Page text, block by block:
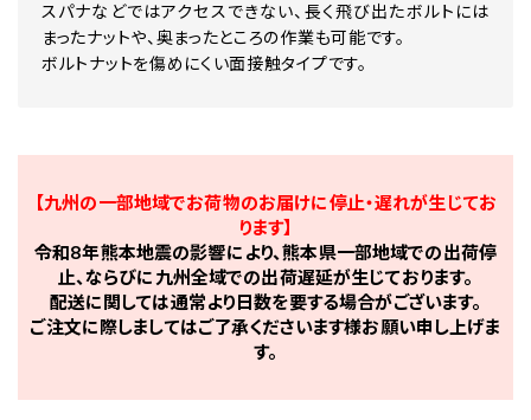
スパナなどではアクセスできない、長く飛び出たボルトには
まったナットや、奥まったところの作業も可能です。
ボルトナットを傷めにくい面接触タイプです。
【九州の一部地域でお荷物のお届けに停止・遅れが生じてお
ります】
令和8年熊本地震の影響により、熊本県一部地域での出荷停
止、ならびに九州全域での出荷遅延が生じております。
配送に関しては通常より日数を要する場合がございます。
ご注文に際しましてはご了承くださいます様お願い申し上げま
す。